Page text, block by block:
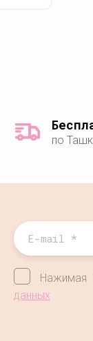
по
Нажимая
данных